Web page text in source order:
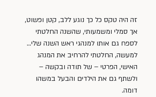
זה היה טקס כל כך נוגע ללב, קטן ופשוט,
אך סמלי ומשמעותי, שהשנה החלטתי
לספח גם אותו למנהגי ראש השנה שלי…
למעשה, החלטתי להרחיב את המנהג
האישי, הפרטי – של תודה ובקשה –
ולשתף גם את הילדים והבעל במשהו
דומה.